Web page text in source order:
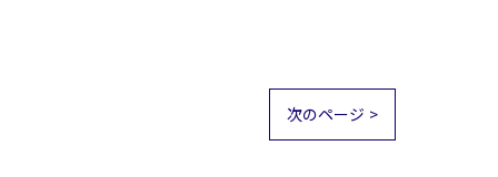
次のページ >